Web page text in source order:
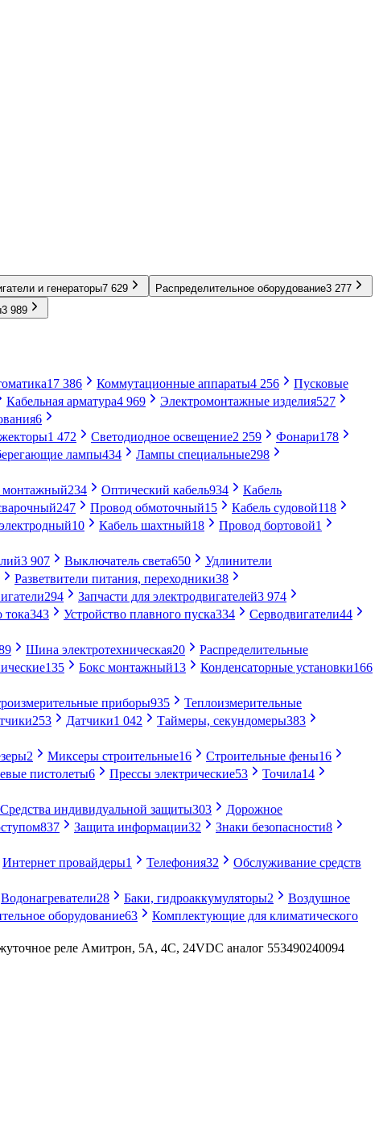
и генераторы7 629 Распределительное оборудование3 277
3 989
17 386 Коммутационные аппараты4 256
Пусковые
Кабельная арматура4 969 Электромонтажные изделия527
6
1 472 Светодиодное освещение2 259 Фонари178
лампы434 Лампы специальные298
монтажный234 Оптический кабель934
Кабель
247 Провод обмоточный15 Кабель судовой118
10 Кабель шахтный18 Провод бортовой1
3 907 Выключатель света650
Удлинители
Разветвители питания, переходники38
294 Запчасти для электродвигателей3 974
тока343 Устройство плавного пуска334 Серводвигатели44
Шина электротехническая20
Распределительные
135 Бокс монтажный13 Конденсаторные установки166
приборы935
Теплоизмерительные
253 Датчики1 042 Таймеры, секундомеры383
2 Миксеры строительные16 Строительные фены16
пистолеты6 Прессы электрические53 Точила14
Средства индивидуальной защиты303
Дорожное
837 Защита информации32 Знаки безопасности8
Интернет провайдеры1 Телефония32
Обслуживание средств
Водонагреватели28 Баки, гидроаккумуляторы2
Воздушное
оборудование63
Комплектующие для климатического
реле Амитрон, 5А, 4С, 24VDC аналог 553490240094